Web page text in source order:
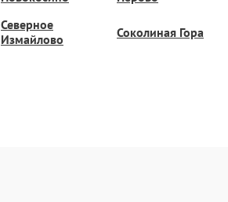
Северное
Измайлово
Соколиная Гора